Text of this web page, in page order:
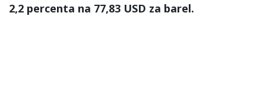
2,2 percenta na 77,83 USD za barel.